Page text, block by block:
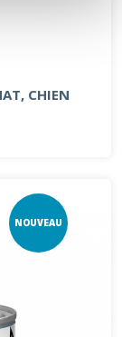
CHIEN
NOUVEAU